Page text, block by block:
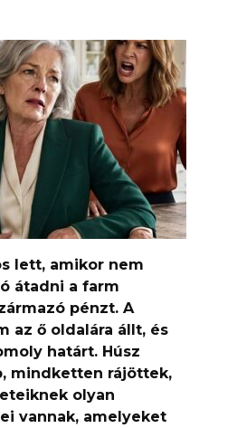
lett, amikor nem
átadni a farm
pénzt. A
az ő oldalára állt, és
határt. Húsz
mindketten rájöttek,
olyan
vannak, amelyeket